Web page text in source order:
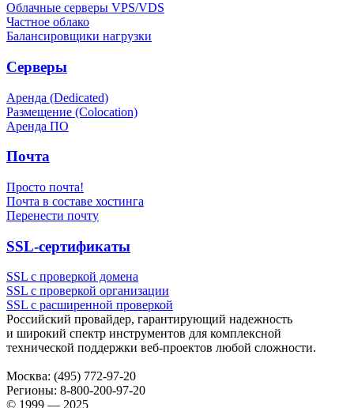
Облачные серверы VPS/VDS
Частное облако
Балансировщики нагрузки
Серверы
Аренда (Dedicated)
Размещение (Colocation)
Аренда ПО
Почта
Просто почта!
Почта в составе хостинга
Перенести почту
SSL-сертификаты
SSL с проверкой домена
SSL с проверкой организации
SSL с расширенной проверкой
Российский провайдер, гарантирующий надежность
и широкий спектр инструментов для комплексной
технической поддержки веб-проектов любой сложности.
Москва: (495) 772-97-20
Регионы: 8-800-200-97-20
© 1999 — 2025